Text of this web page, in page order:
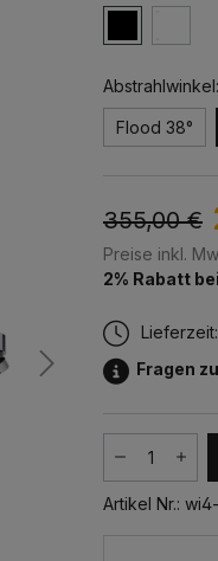
Abstrahlwinkel:
Flood 38°
355,00 €
Preise inkl.
2% Rabatt
Fragen
Artikel Nr.: